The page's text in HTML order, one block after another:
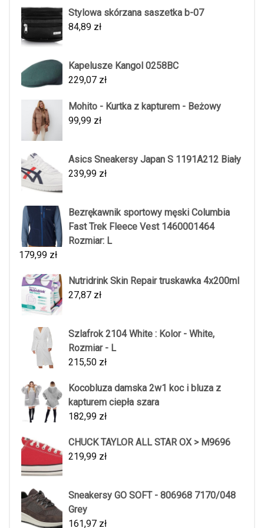
Stylowa skórzana saszetka b-07
84,89 zł
Kapelusze Kangol 0258BC
229,07 zł
Mohito - Kurtka z kapturem - Beżowy
99,99 zł
Asics Sneakersy Japan S 1191A212 Biały
239,99 zł
Bezrękawnik sportowy męski Columbia
Fast Trek Fleece Vest 1460001464
Rozmiar: L
179,99 zł
Nutridrink Skin Repair truskawka 4x200ml
27,87 zł
Szlafrok 2104 White : Kolor - White,
Rozmiar - L
215,50 zł
Kocobluza damska 2w1 koc i bluza z
kapturem ciepła szara
182,99 zł
CHUCK TAYLOR ALL STAR OX > M9696
219,99 zł
Sneakersy GO SOFT - 806968 7170/048
Grey
161,97 zł